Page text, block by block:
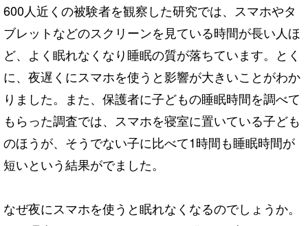
600人近くの被験者を観察した研究では、スマホやタ
ブレットなどのスクリーンを見ている時間が長い人ほ
ど、よく眠れなくなり睡眠の質が落ちています。とく
に、夜遅くにスマホを使うと影響が大きいことがわか
りました。また、保護者に子どもの睡眠時間を調べて
もらった調査では、スマホを寝室に置いている子ども
のほうが、そうでない子に比べて1時間も睡眠時間が
短いという結果がでました。
なぜ夜にスマホを使うと眠れなくなるのでしょうか。